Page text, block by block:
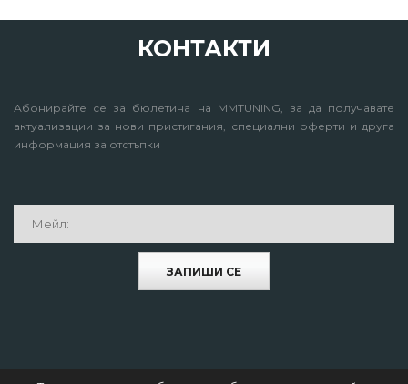
КОНТАКТИ
Абонирайте се за бюлетина на MMTUNING, за да получавате
актуализации за нови пристигания, специални оферти и друга
информация за отстъпки
ЗАПИШИ СЕ